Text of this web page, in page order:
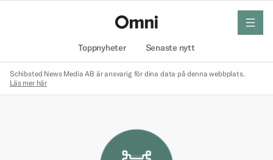
Toppnyheter Senaste nytt
meny
Schibsted News Media AB är ansvarig för dina data på denna webbplats.
Läs mer här